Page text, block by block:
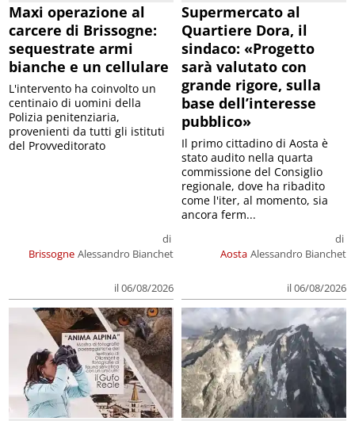
Maxi operazione al
carcere di Brissogne:
sequestrate armi
bianche e un cellulare
Brissogne
di
Alessandro Bianchet
il 06/08/2026
L'intervento ha coinvolto un
centinaio di uomini della
Polizia penitenziaria,
provenienti da tutti gli istituti
del Provveditorato
Supermercato al
Quartiere Dora, il
sindaco: «Progetto
sarà valutato con
grande rigore, sulla
base dell’interesse
pubblico»
Aosta
di
Alessandro Bianchet
il 06/08/2026
Il primo cittadino di Aosta è
stato audito nella quarta
commissione del Consiglio
regionale, dove ha ribadito
come l'iter, al momento, sia
ancora ferm...